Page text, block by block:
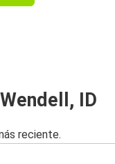
ID
reciente.